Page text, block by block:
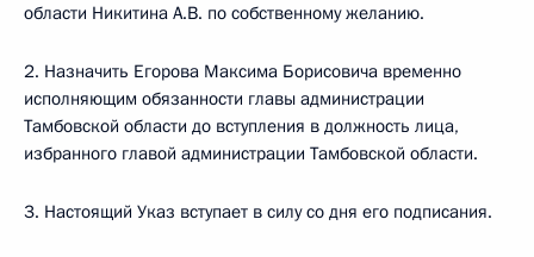
области Никитина А.В. по собственному желанию.
2. Назначить Егорова Максима Борисовича временно
исполняющим обязанности главы администрации
Тамбовской области до вступления в должность лица,
избранного главой администрации Тамбовской области.
3. Настоящий Указ вступает в силу со дня его подписания.